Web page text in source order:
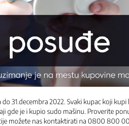
31.decembra 2022. Svaki kupac koji
gde je i kupio sudo mašinu. Proverite
možete nas kontaktirati na 0800 800